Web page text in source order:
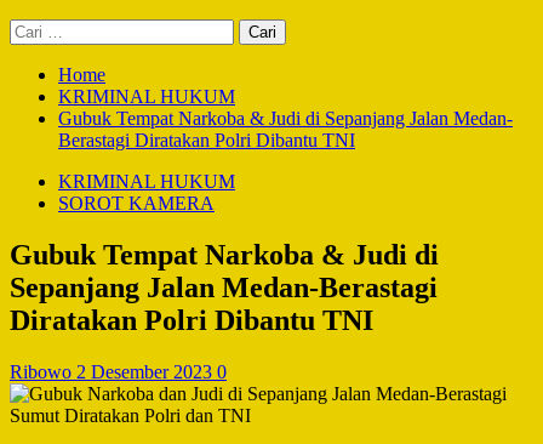
Cari
untuk:
Home
KRIMINAL HUKUM
Gubuk Tempat Narkoba & Judi di Sepanjang Jalan Medan-
Berastagi Diratakan Polri Dibantu TNI
KRIMINAL HUKUM
SOROT KAMERA
Gubuk Tempat Narkoba & Judi di
Sepanjang Jalan Medan-Berastagi
Diratakan Polri Dibantu TNI
Ribowo 2 Desember 2023 0